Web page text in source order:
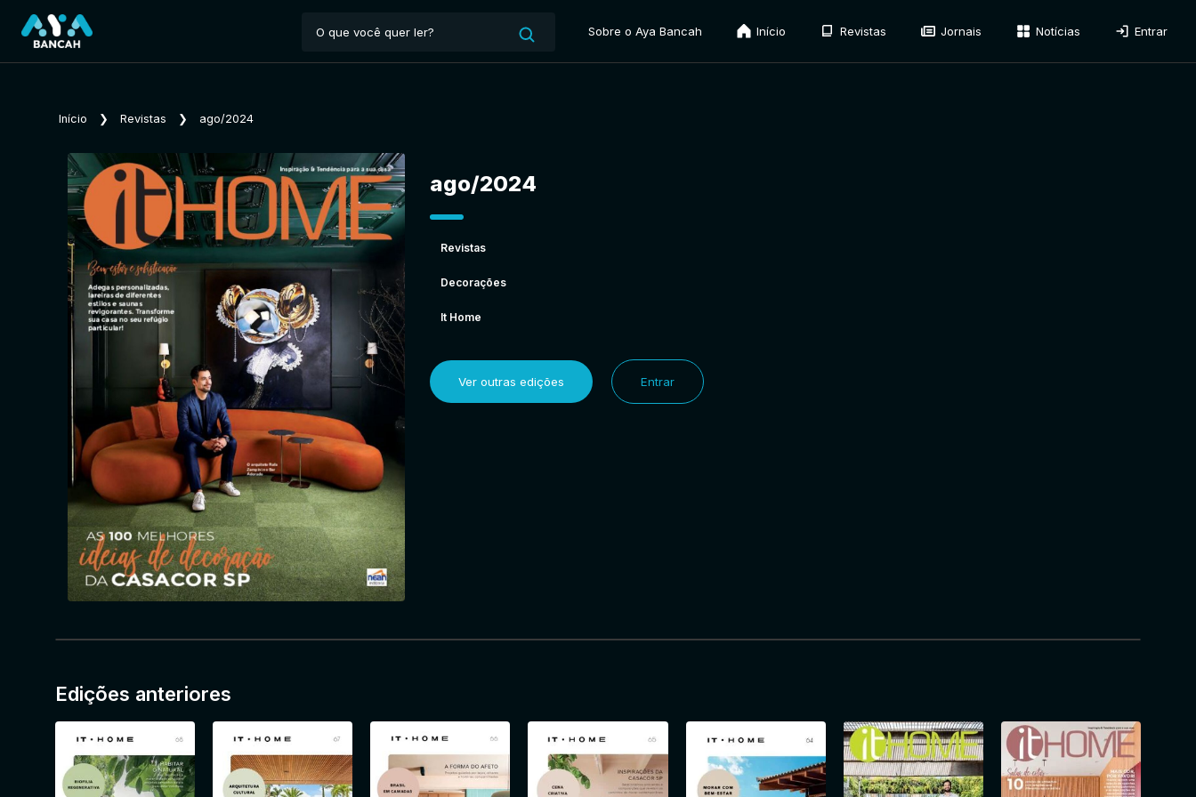
Sobre o Aya Bancah Início Revistas Jornais Notícias Entrar
Início ❯ Revistas ❯ ago/2024
ago/2024
Revistas
Decorações
It Home
Ver outras edições Entrar
Edições anteriores